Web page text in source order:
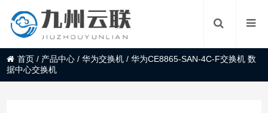
首页 / 产品中心 /华为交换机 /华为CE8865-SAN-4C-F交换机 数
据中心交换机